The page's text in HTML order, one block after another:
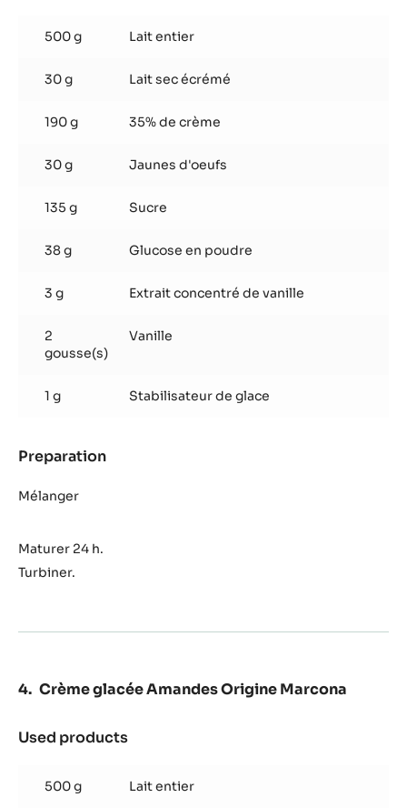
glacée
vanille
500 g Lait entier
30 g Lait sec écrémé
190 g 35% de crème
30 g Jaunes d'oeufs
135 g Sucre
38 g Glucose en poudre
3 g Extrait concentré de vanille
2
gousse(s)
Vanille
1 g Stabilisateur de glace
Preparation
Mélanger
Maturer 24 h.
Turbiner.
Crème glacée Amandes Origine Marcona
Used products
glacée
Amandes
500 g Lait entier